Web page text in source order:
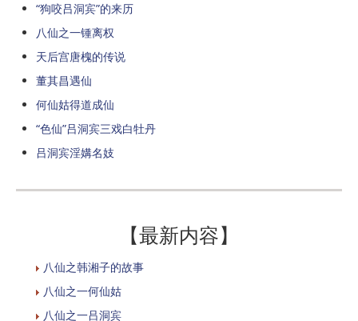
“狗咬吕洞宾”的来历
八仙之一锺离权
天后宫唐槐的传说
董其昌遇仙
何仙姑得道成仙
“色仙”吕洞宾三戏白牡丹
吕洞宾淫媾名妓
【最新内容】
八仙之韩湘子的故事
八仙之一何仙姑
八仙之一吕洞宾